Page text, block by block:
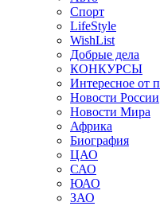
Спорт
LifeStyle
WishList
Добрые дела
КОНКУРСЫ
Интересное от
Новости России
Новости Мира
Африка
Биография
ЦАО
САО
ЮАО
ЗАО